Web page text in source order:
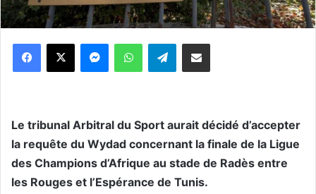
WhatsApp Telegram
Le tribunal Arbitral du Sport aurait décidé d’accepter
la requête du Wydad concernant la finale de la Ligue
des Champions d’Afrique au stade de Radès entre
les Rouges et l’Espérance de Tunis.